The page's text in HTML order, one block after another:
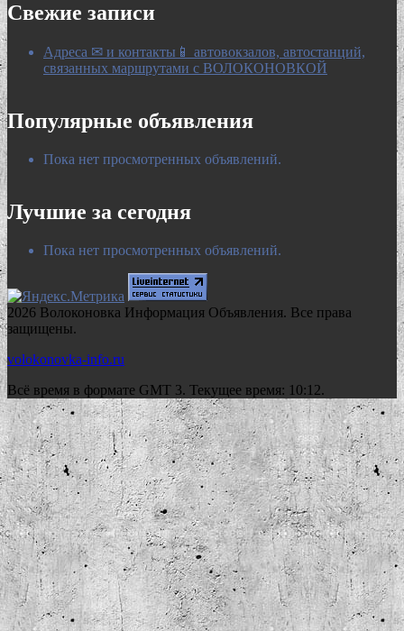
Свежие записи
Адреса ✉ и контакты📱 автовокзалов, автостанций,
связанных маршрутами с ВОЛОКОНОВКОЙ
Популярные объявления
Пока нет просмотренных объявлений.
Лучшие за сегодня
Пока нет просмотренных объявлений.
2026 Волоконовка Информация Объявления. Все права
защищены.
volokonovka-info.ru
Всё время в формате GMT 3. Текущее время: 10:12.